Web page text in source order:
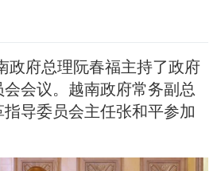
政府总理阮春福主持了政府
会议。越南政府常务副总
导委员会主任张和平参加